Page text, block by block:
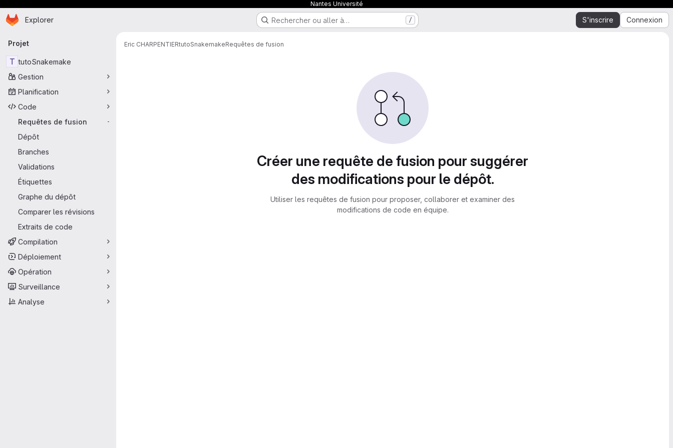
Nantes Université
Passer au contenu principal
Page d'accueil
Explorer Rechercher ou aller à… / S'inscrire Connexion
Navigation principale
Projet
T tutoSnakemake
Gestion
Planification
Code
Requêtes de fusion
-
Dépôt
Branches
Validations
Étiquettes
Graphe du dépôt
Comparer les révisions
Extraits de code
Compilation
Déploiement
Opération
Surveillance
Analyse
Eric CHARPENTIERtutoSnakemakeRequêtes de fusion
Créer une requête de fusion pour suggérer
des modifications pour le dépôt.
Utiliser les requêtes de fusion pour proposer, collaborer et examiner des
modifications de code en équipe.